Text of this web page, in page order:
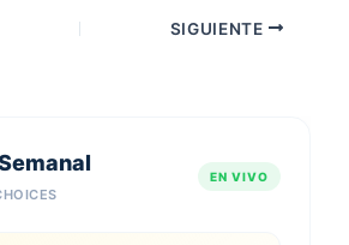
SIGUIENTE
EN VIVO